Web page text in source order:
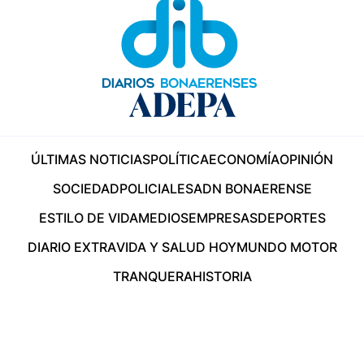
ÚLTIMAS NOTICIASPOLÍTICAECONOMÍAOPINIÓN
SOCIEDADPOLICIALESADN BONAERENSE
ESTILO DE VIDAMEDIOSEMPRESASDEPORTES
DIARIO EXTRAVIDA Y SALUD HOYMUNDO MOTOR
TRANQUERAHISTORIA